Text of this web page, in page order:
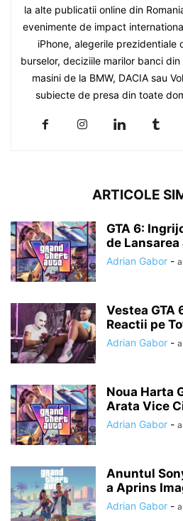
la alte publicatii online din
evenimente de impact
iPhone, alegerile prezidentiale
burselor, deciziile marilor banci
masini de la BMW, DACIA sau
subiecte de presa din toate
ARTICOLE
GTA 6:
de
Adrian Gabor -
Vestea GTA
Reactii pe
Adrian Gabor -
Noua Harta
Arata Vice
Adrian Gabor -
Anuntul
a Aprins
Adrian Gabor -